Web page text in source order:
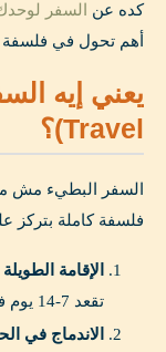
كده عن
السفر
أهم تحول في
Travel)؟
السفر البطيء مش
فلسفة كاملة بتركز
الإقامة
تقعد 7-14 يوم في وجهة واحدة.
الاندماج في